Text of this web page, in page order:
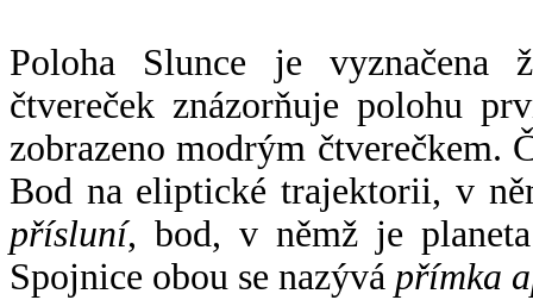
Poloha Slunce je vyznačena
čtvereček znázorňuje polohu
zobrazeno modrým čtverečkem.
Bod na eliptické trajektorii, v
přísluní, bod, v němž je
Spojnice obou se nazývá přímka